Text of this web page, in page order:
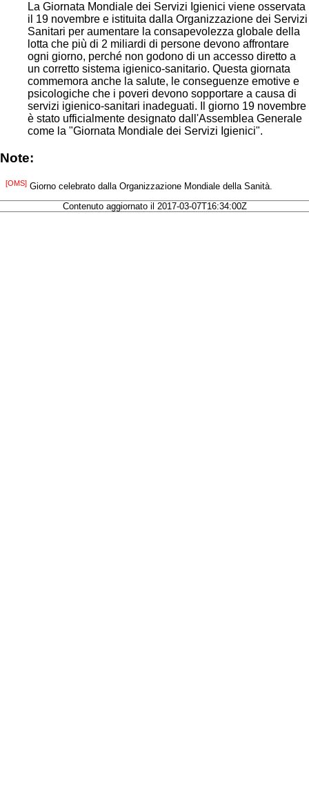
La Giornata Mondiale dei Servizi Igienici viene osservata
il 19 novembre e istituita dalla Organizzazione dei Servizi
Sanitari per aumentare la consapevolezza globale della
lotta che più di 2 miliardi di persone devono affrontare
ogni giorno, perché non godono di un accesso diretto a
un corretto sistema igienico-sanitario. Questa giornata
commemora anche la salute, le conseguenze emotive e
psicologiche che i poveri devono sopportare a causa di
servizi igienico-sanitari inadeguati. Il giorno 19 novembre
è stato ufficialmente designato dall'Assemblea Generale
come la "Giornata Mondiale dei Servizi Igienici".
Note:
[OMS] Giorno celebrato dalla Organizzazione Mondiale della Sanità.
Contenuto aggiornato il 2017-03-07T16:34:00Z